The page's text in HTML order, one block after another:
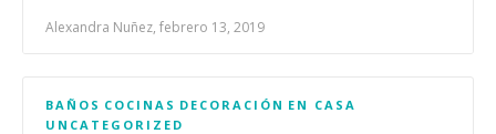
Alexandra Nuñez, febrero 13, 2019
BAÑOS COCINAS DECORACIÓN EN CASA
UNCATEGORIZED